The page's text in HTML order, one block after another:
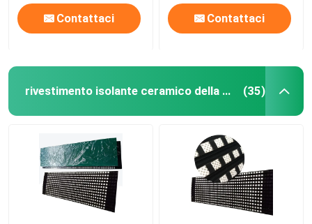
Contattaci Contattaci
rivestimento isolante ceramico della puleggia (35)